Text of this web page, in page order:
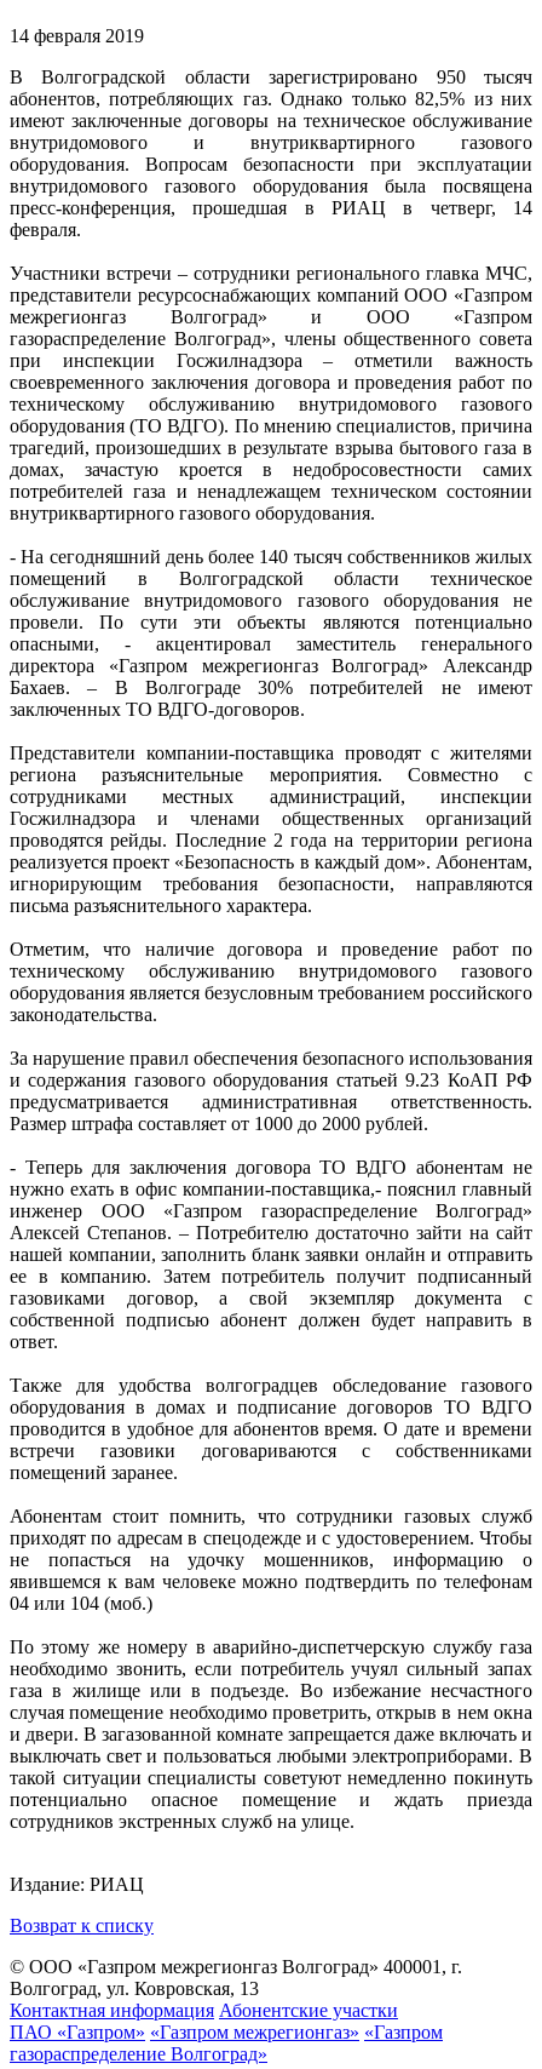
14 февраля 2019
В Волгоградской области зарегистрировано 950 тысяч
абонентов, потребляющих газ. Однако только 82,5% из них
имеют заключенные договоры на техническое обслуживание
внутридомового и внутриквартирного газового
оборудования. Вопросам безопасности при эксплуатации
внутридомового газового оборудования была посвящена
пресс-конференция, прошедшая в РИАЦ в четверг, 14
февраля.
Участники встречи – сотрудники регионального главка МЧС,
представители ресурсоснабжающих компаний ООО «Газпром
межрегионгаз Волгоград» и ООО «Газпром
газораспределение Волгоград», члены общественного совета
при инспекции Госжилнадзора – отметили важность
своевременного заключения договора и проведения работ по
техническому обслуживанию внутридомового газового
оборудования (ТО ВДГО). По мнению специалистов, причина
трагедий, произошедших в результате взрыва бытового газа в
домах, зачастую кроется в недобросовестности самих
потребителей газа и ненадлежащем техническом состоянии
внутриквартирного газового оборудования.
- На сегодняшний день более 140 тысяч собственников жилых
помещений в Волгоградской области техническое
обслуживание внутридомового газового оборудования не
провели. По сути эти объекты являются потенциально
опасными, - акцентировал заместитель генерального
директора «Газпром межрегионгаз Волгоград» Александр
Бахаев. – В Волгограде 30% потребителей не имеют
заключенных ТО ВДГО-договоров.
Представители компании-поставщика проводят с жителями
региона разъяснительные мероприятия. Совместно с
сотрудниками местных администраций, инспекции
Госжилнадзора и членами общественных организаций
проводятся рейды. Последние 2 года на территории региона
реализуется проект «Безопасность в каждый дом». Абонентам,
игнорирующим требования безопасности, направляются
письма разъяснительного характера.
Отметим, что наличие договора и проведение работ по
техническому обслуживанию внутридомового газового
оборудования является безусловным требованием российского
законодательства.
За нарушение правил обеспечения безопасного использования
и содержания газового оборудования статьей 9.23 КоАП РФ
предусматривается административная ответственность.
Размер штрафа составляет от 1000 до 2000 рублей.
- Теперь для заключения договора ТО ВДГО абонентам не
нужно ехать в офис компании-поставщика,- пояснил главный
инженер ООО «Газпром газораспределение Волгоград»
Алексей Степанов. – Потребителю достаточно зайти на сайт
нашей компании, заполнить бланк заявки онлайн и отправить
ее в компанию. Затем потребитель получит подписанный
газовиками договор, а свой экземпляр документа с
собственной подписью абонент должен будет направить в
ответ.
Также для удобства волгоградцев обследование газового
оборудования в домах и подписание договоров ТО ВДГО
проводится в удобное для абонентов время. О дате и времени
встречи газовики договариваются с собственниками
помещений заранее.
Абонентам стоит помнить, что сотрудники газовых служб
приходят по адресам в спецодежде и с удостоверением. Чтобы
не попасться на удочку мошенников, информацию о
явившемся к вам человеке можно подтвердить по телефонам
04 или 104 (моб.)
По этому же номеру в аварийно-диспетчерскую службу газа
необходимо звонить, если потребитель учуял сильный запах
газа в жилище или в подъезде. Во избежание несчастного
случая помещение необходимо проветрить, открыв в нем окна
и двери. В загазованной комнате запрещается даже включать и
выключать свет и пользоваться любыми электроприборами. В
такой ситуации специалисты советуют немедленно покинуть
потенциально опасное помещение и ждать приезда
сотрудников экстренных служб на улице.
Издание: РИАЦ
Возврат к списку
© ООО «Газпром межрегионгаз Волгоград» 400001, г.
Волгоград, ул. Ковровская, 13
Контактная информация Абонентские участки
ПАО «Газпром» «Газпром межрегионгаз» «Газпром
газораспределение Волгоград»